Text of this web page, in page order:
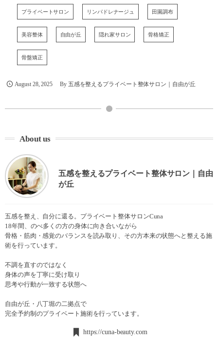
プライベートサロン リンパドレナージュ 田園調布
美容整体 自由が丘 隠れ家サロン 骨格矯正
骨盤矯正
August 28,2025 By 五感を整えるプライベート整体サロン｜自由が丘
About us
五感を整えるプライベート整体サロン｜自由
が丘
五感を整え、自分に還る。プライベート整体サロンCuna
18年間、のべ多くの方の身体に向き合いながら
骨格・筋肉・感覚のバランスを読み取り、その方本来の状態へと整える施
術を行っています。
不調を直すのではなく
身体の声を丁寧に受け取り
思考や行動が一致する状態へ
自由が丘・八丁堀の二拠点で
完全予約制のプライベート施術を行っています。
https://cuna-beauty.com